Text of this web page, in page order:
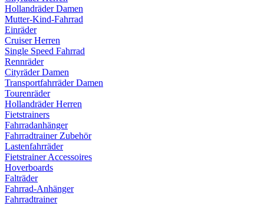
Hollandräder Damen
Mutter-Kind-Fahrrad
Einräder
Cruiser Herren
Single Speed Fahrrad
Rennräder
Cityräder Damen
Transportfahrräder Damen
Tourenräder
Hollandräder Herren
Fietstrainers
Fahrradanhänger
Fahrradtrainer Zubehör
Lastenfahrräder
Fietstrainer Accessoires
Hoverboards
Falträder
Fahrrad-Anhänger
Fahrradtrainer